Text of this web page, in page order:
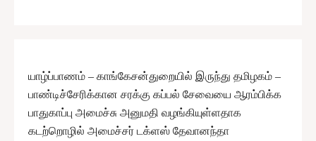
யாழ்ப்பாணம் – காங்கேசன்துறையில் இருந்து தமிழகம் –
பாண்டிச்சேரிக்கான சரக்கு கப்பல் சேவையை ஆரம்பிக்க
பாதுகாப்பு அமைச்சு அனுமதி வழங்கியுள்ளதாக
கடற்றொழில் அமைச்சர் டக்ளஸ் தேவானந்தா